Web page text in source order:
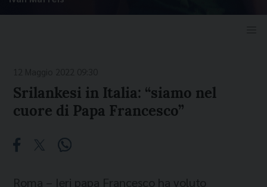
Srilankesi in Italia: “siamo nel
cuore di Papa Francesco”
Roma – Ieri papa Francesco ha voluto